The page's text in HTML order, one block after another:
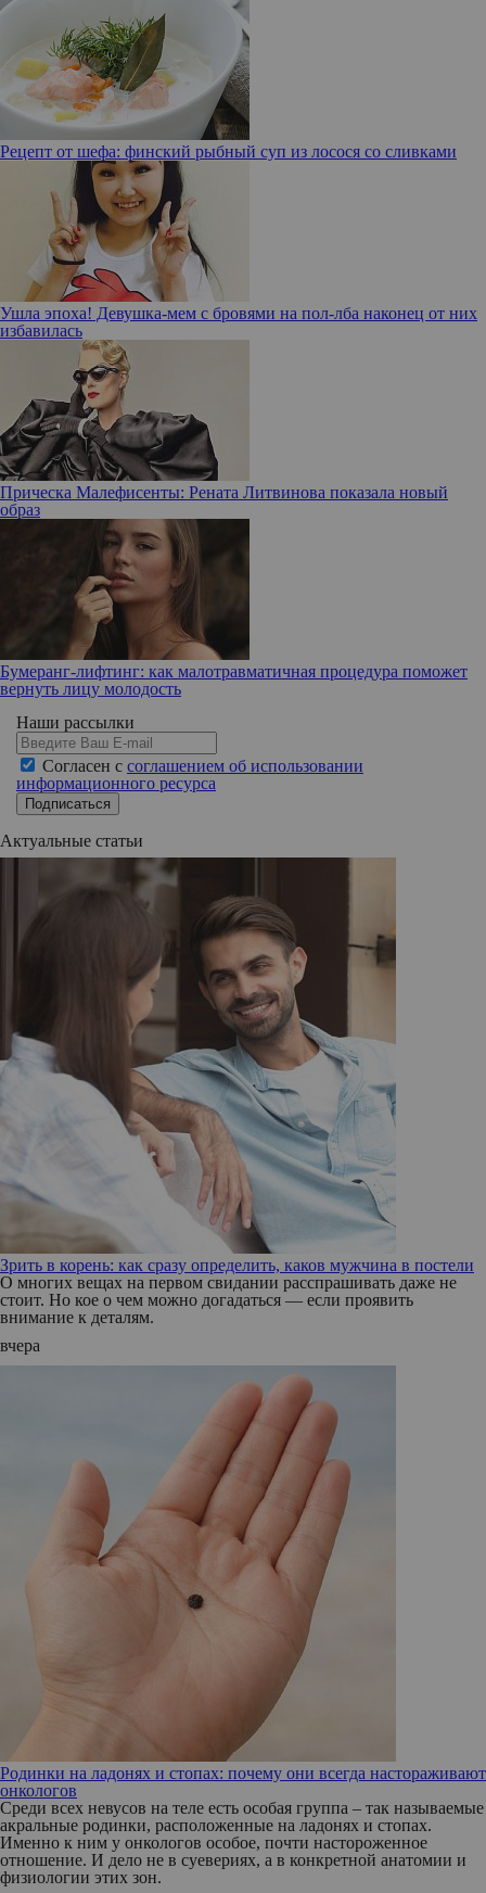
Рецепт от шефа: финский рыбный суп из лосося со сливками
Ушла эпоха! Девушка-мем с бровями на пол-лба наконец от них
избавилась
Прическа Малефисенты: Рената Литвинова показала новый
образ
Бумеранг-лифтинг: как малотравматичная процедура поможет
вернуть лицу молодость
Наши рассылки
Согласен с соглашением об использовании
информационного ресурса
Подписаться
Актуальные статьи
Зрить в корень: как сразу определить, каков мужчина в постели
О многих вещах на первом свидании расспрашивать даже не
стоит. Но кое о чем можно догадаться — если проявить
внимание к деталям.
вчера
Родинки на ладонях и стопах: почему они всегда настораживают
онкологов
Среди всех невусов на теле есть особая группа – так называемые
акральные родинки, расположенные на ладонях и стопах.
Именно к ним у онкологов особое, почти настороженное
отношение. И дело не в суевериях, а в конкретной анатомии и
физиологии этих зон.